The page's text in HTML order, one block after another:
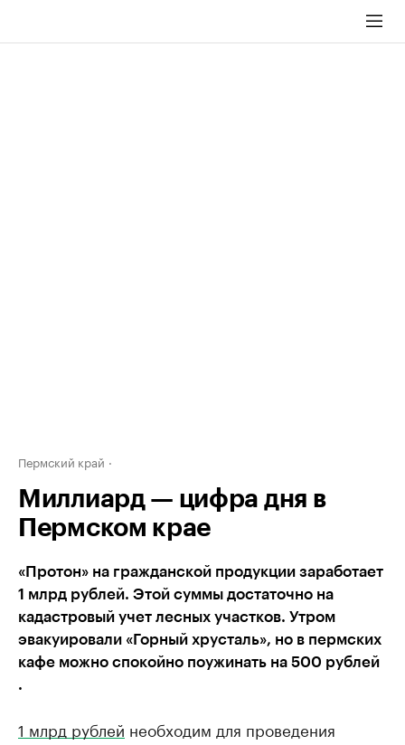
Пермский край
Миллиард — цифра дня в
Пермском крае
«Протон» на гражданской продукции заработает
1 млрд рублей. Этой суммы достаточно на
кадастровый учет лесных участков. Утром
эвакуировали «Горный хрусталь», но в пермских
кафе можно спокойно поужинать на 500 рублей
.
1 млрд рублей необходим для проведения